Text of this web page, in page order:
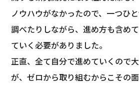
ノウハウがなかったので、一つひと
調べたりしながら、進め方も含め
ていく必要がありました。
正直、全て自分で進めていくので
が、ゼロから取り組むからこその